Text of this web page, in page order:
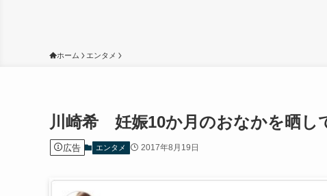
ホーム エンタメ
川崎希 妊娠10か月のおなかを晒
広告 エンタメ 2017年8月19日